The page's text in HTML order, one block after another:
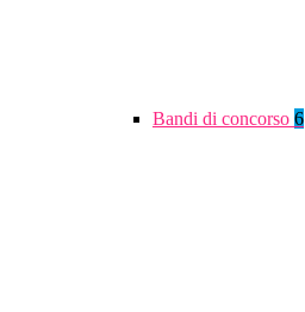
Bandi di concorso 6